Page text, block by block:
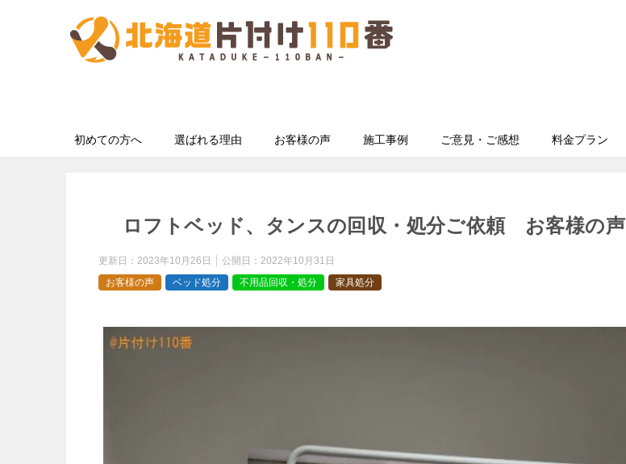
初めての方へ 選ばれる理由 お客様の声 施工事例 ご意見・ご感想 料金プラン
ロフトベッド、タンスの回収・処分ご依頼 お客様の声
更新日： 2023年10月26日 公開日： 2022年10月31日
お客様の声
ベッド処分 不用品回収・処分 家具処分